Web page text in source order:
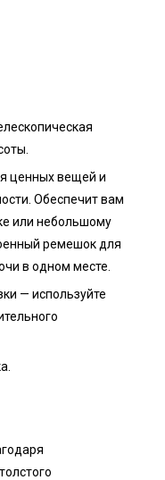
ценных вещей и
Обеспечит вам
или небольшому
ремешок для
в одном месте.
— используйте